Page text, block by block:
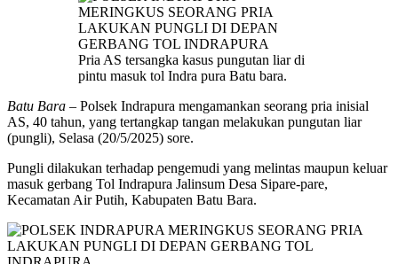
Pria AS tersangka kasus pungutan liar di
pintu masuk tol Indra pura Batu bara.
Batu Bara – Polsek Indrapura mengamankan seorang pria inisial
AS, 40 tahun, yang tertangkap tangan melakukan pungutan liar
(pungli), Selasa (20/5/2025) sore.
Pungli dilakukan terhadap pengemudi yang melintas maupun keluar
masuk gerbang Tol Indrapura Jalinsum Desa Sipare-pare,
Kecamatan Air Putih, Kabupaten Batu Bara.